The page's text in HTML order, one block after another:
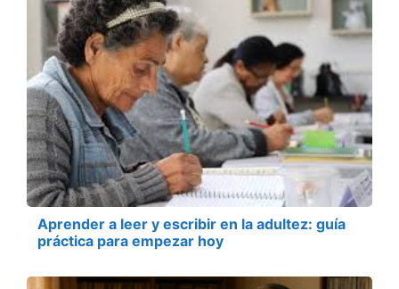
Aprender a leer y escribir en la adultez: guía
práctica para empezar hoy